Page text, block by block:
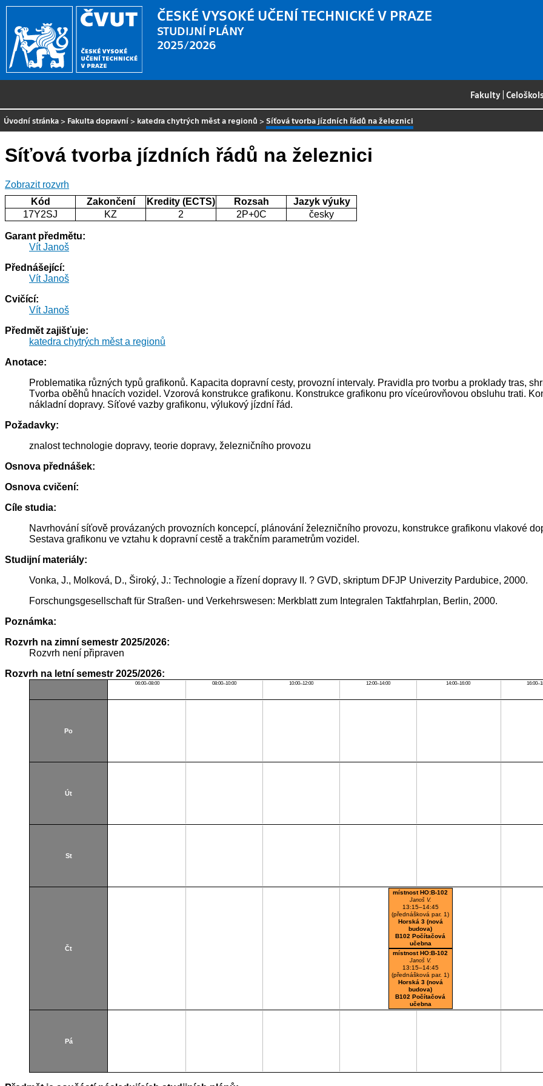
ČESKÉ VYSOKÉ UČENÍ TECHNICKÉ V PRAZE
STUDIJNÍ PLÁNY
2025/2026
Fakulty |
Úvodní stránka > Fakulta dopravní > katedra chytrých měst a regionů >Síťová tvorba jízdních řádů na železnici
Síťová tvorba jízdních řádů na železnici
Zobrazit rozvrh
Kód
Zakončení Kredity (ECTS) Rozsah
Jazyk výuky
17Y2SJ
KZ 2 2P+0C česky
Garant předmětu:
Vít Janoš
Přednášející:
Vít Janoš
Cvičící:
Vít Janoš
Předmět zajišťuje:
katedra chytrých měst a regionů
Anotace:
Problematika různých typů grafikonů. Kapacita dopravní cesty, provozní intervaly. Pravidla pro tvorbu a proklady tras,
Tvorba oběhů hnacích vozidel. Vzorová konstrukce grafikonu. Konstrukce grafikonu pro víceúrovňovou obsluhu trati.
nákladní dopravy. Síťové vazby grafikonu, výlukový jízdní řád.
Požadavky:
znalost technologie dopravy, teorie dopravy, železničního provozu
Osnova přednášek:
Osnova cvičení:
Cíle studia:
Navrhování síťově provázaných provozních koncepcí, plánování železničního provozu, konstrukce grafikonu vlakové
Sestava grafikonu ve vztahu k dopravní cestě a trakčním parametrům vozidel.
Studijní materiály:
Vonka, J., Molková, D., Široký, J.: Technologie a řízení dopravy II. ? GVD, skriptum DFJP Univerzity Pardubice, 2000.
Forschungsgesellschaft für Straßen- und Verkehrswesen: Merkblatt zum Integralen Taktfahrplan, Berlin, 2000.
Poznámka:
Rozvrh na zimní semestr 2025/2026:
Rozvrh není připraven
Rozvrh na letní semestr 2025/2026:
06:00–08:00 08:00–10:00 10:00–12:00 12:00–14:00 14:00–16:00
Po
Út
St
Čt
místnost HO:B-102
Janoš V.
13:15–14:45
(přednášková par. 1)
Horská 3 (nová
budova)
B102 Počítačová
učebna
místnost HO:B-102
Janoš V.
13:15–14:45
(přednášková par. 1)
Horská 3 (nová
budova)
B102 Počítačová
učebna
Pá